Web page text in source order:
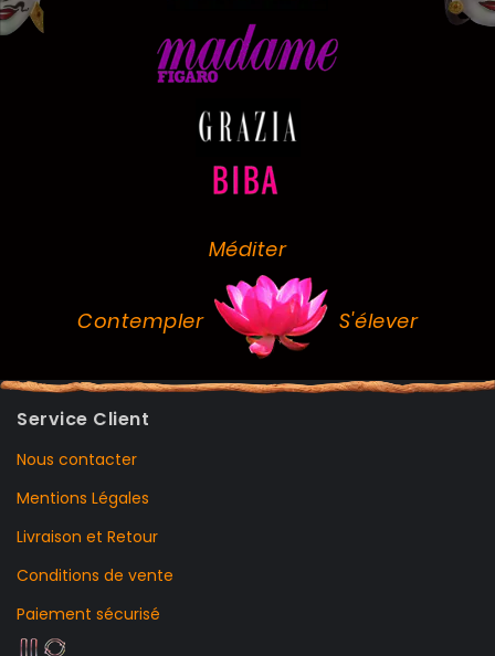
Méditer
Contempler S'élever
Service Client
Nous contacter
Mentions Légales
Livraison et Retour
Conditions de vente
Paiement sécurisé